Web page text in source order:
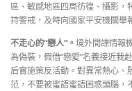
區、敏感地區四周彷徨、攝影，
持警戒，及時向國家平安機關舉
不走心的“戀人”。境外間諜情報
為偽裝，假借“戀愛”名義接近我
后實施策反活動。對異常熱心、
范，不要被蜜語蜜語困惑頭腦，